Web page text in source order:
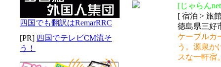
四国でも翻訳はRemarRRC
[PR] 四国でテレビCM流そ
う！
[じゃらん
[ 宿泊 >
徳島県三好
ケーブルカ
う。源泉か
スな一軒宿